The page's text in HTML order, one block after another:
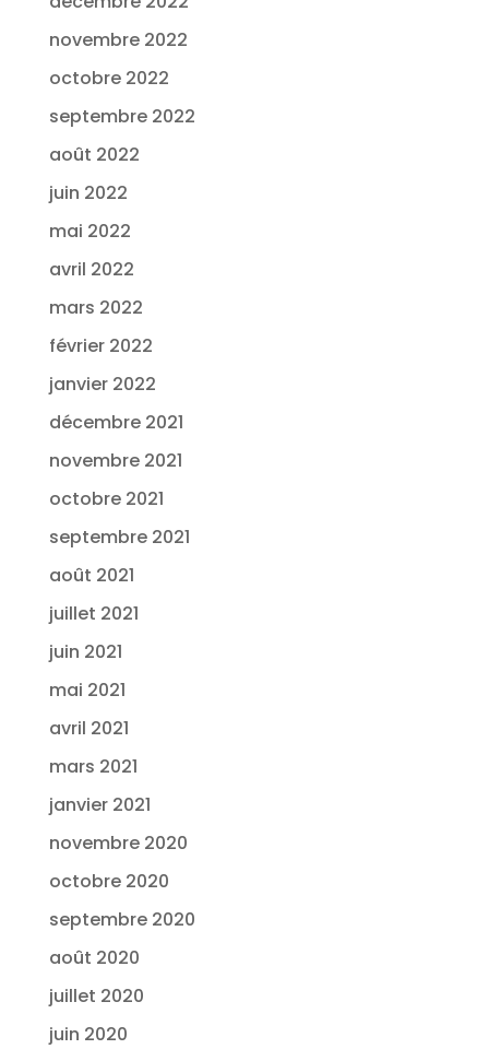
novembre 2022
octobre 2022
septembre 2022
août 2022
juin 2022
mai 2022
avril 2022
mars 2022
février 2022
janvier 2022
décembre 2021
novembre 2021
octobre 2021
septembre 2021
août 2021
juillet 2021
juin 2021
mai 2021
avril 2021
mars 2021
janvier 2021
novembre 2020
octobre 2020
septembre 2020
août 2020
juillet 2020
juin 2020